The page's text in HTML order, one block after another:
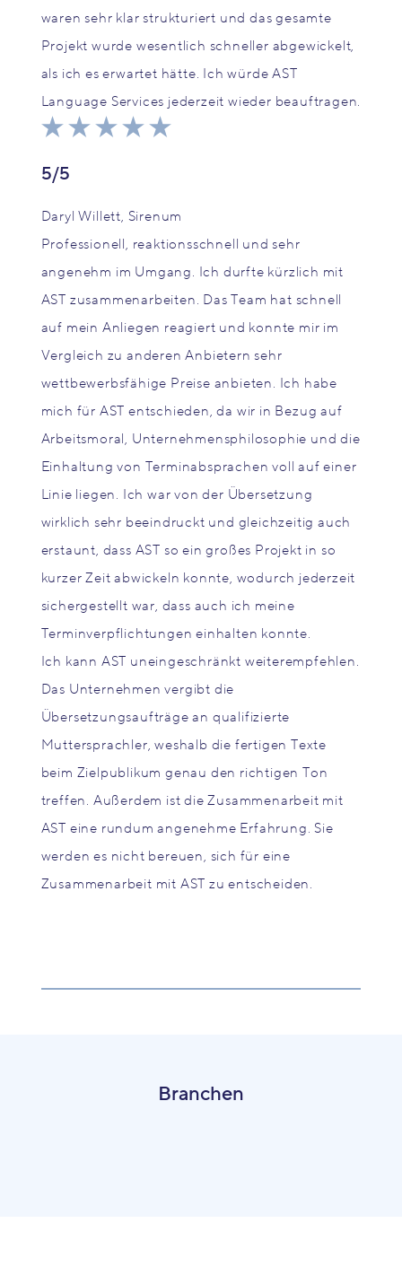
waren sehr klar strukturiert und das gesamte
Projekt wurde wesentlich schneller abgewickelt,
als ich es erwartet hätte. Ich würde AST
Language Services jederzeit wieder beauftragen.
5/5
Daryl Willett, Sirenum
Professionell, reaktionsschnell und sehr
angenehm im Umgang. Ich durfte kürzlich mit
AST zusammenarbeiten. Das Team hat schnell
auf mein Anliegen reagiert und konnte mir im
Vergleich zu anderen Anbietern sehr
wettbewerbsfähige Preise anbieten. Ich habe
mich für AST entschieden, da wir in Bezug auf
Arbeitsmoral, Unternehmensphilosophie und die
Einhaltung von Terminabsprachen voll auf einer
Linie liegen. Ich war von der Übersetzung
wirklich sehr beeindruckt und gleichzeitig auch
erstaunt, dass AST so ein großes Projekt in so
kurzer Zeit abwickeln konnte, wodurch jederzeit
sichergestellt war, dass auch ich meine
Terminverpflichtungen einhalten konnte.
Ich kann AST uneingeschränkt weiterempfehlen.
Das Unternehmen vergibt die
Übersetzungsaufträge an qualifizierte
Muttersprachler, weshalb die fertigen Texte
beim Zielpublikum genau den richtigen Ton
treffen. Außerdem ist die Zusammenarbeit mit
AST eine rundum angenehme Erfahrung. Sie
werden es nicht bereuen, sich für eine
Zusammenarbeit mit AST zu entscheiden.
Branchen